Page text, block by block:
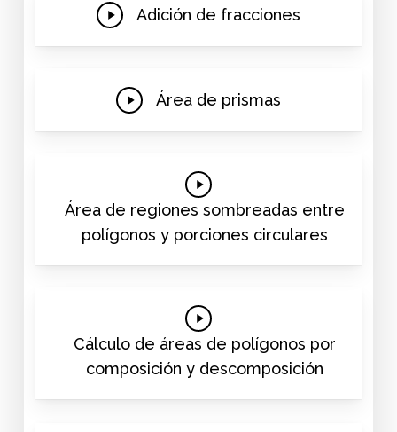
Play
Adición de fracciones
Play
Área de prismas
Play
Video
Área de regiones sombreadas entre
polígonos y porciones circulares
Play
Video
Cálculo de áreas de polígonos por
composición y descomposición